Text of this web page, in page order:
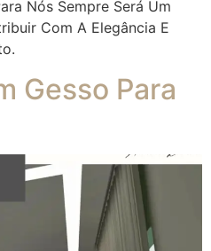
Nós Sempre Será Um
Com A Elegância E
Gesso Para